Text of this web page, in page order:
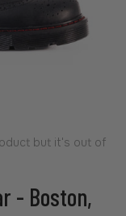
but it's out of
- Boston,